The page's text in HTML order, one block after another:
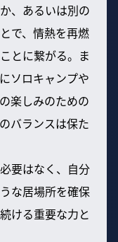
、あるいは別の
で、情熱を再燃
とに繋がる。ま
ソロキャンプや
楽しみのための
バランスは保た
要はなく、自分
な居場所を確保
ける重要な力と